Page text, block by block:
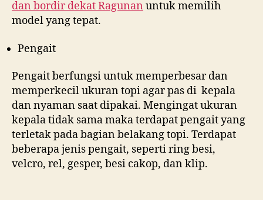
dan bordir dekatRagunan untuk memilih
model yang tepat.
Pengait
Pengait berfungsi untuk memperbesar dan
memperkecil ukuran topi agar pas di kepala
dan nyaman saat dipakai. Mengingat ukuran
kepala tidak sama maka terdapat pengait yang
terletak pada bagian belakang topi. Terdapat
beberapa jenis pengait, seperti ring besi,
velcro, rel, gesper, besi cakop, dan klip.